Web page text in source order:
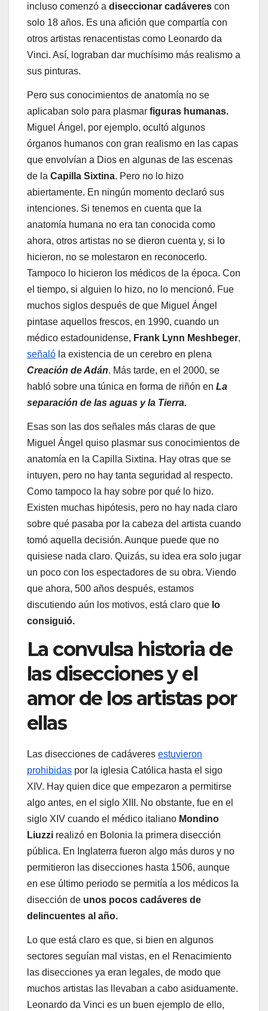
incluso comenzó a diseccionar cadáveres con
solo 18 años. Es una afición que compartía con
otros artistas renacentistas como Leonardo da
Vinci. Así, lograban dar muchísimo más realismo a
sus pinturas.
Pero sus conocimientos de anatomía no se
aplicaban solo para plasmar figuras humanas.
Miguel Ángel, por ejemplo, ocultó algunos
órganos humanos con gran realismo en las capas
que envolvían a Dios en algunas de las escenas
de la Capilla Sixtina. Pero no lo hizo
abiertamente. En ningún momento declaró sus
intenciones. Si tenemos en cuenta que la
anatomía humana no era tan conocida como
ahora, otros artistas no se dieron cuenta y, si lo
hicieron, no se molestaron en reconocerlo.
Tampoco lo hicieron los médicos de la época. Con
el tiempo, si alguien lo hizo, no lo mencionó. Fue
muchos siglos después de que Miguel Ángel
pintase aquellos frescos, en 1990, cuando un
médico estadounidense, Frank Lynn Meshbeger,
señaló la existencia de un cerebro en plena
Creación de Adán. Más tarde, en el 2000, se
habló sobre una túnica en forma de riñón en La
separación de las aguas y la Tierra.
Esas son las dos señales más claras de que
Miguel Ángel quiso plasmar sus conocimientos de
anatomía en la Capilla Sixtina. Hay otras que se
intuyen, pero no hay tanta seguridad al respecto.
Como tampoco la hay sobre por qué lo hizo.
Existen muchas hipótesis, pero no hay nada claro
sobre qué pasaba por la cabeza del artista cuando
tomó aquella decisión. Aunque puede que no
quisiese nada claro. Quizás, su idea era solo jugar
un poco con los espectadores de su obra. Viendo
que ahora, 500 años después, estamos
discutiendo aún los motivos, está claro que lo
consiguió.
La convulsa historia de
las disecciones y el
amor de los artistas por
ellas
Las disecciones de cadáveres estuvieron
prohibidas por la iglesia Católica hasta el sigo
XIV. Hay quien dice que empezaron a permitirse
algo antes, en el siglo XIII. No obstante, fue en el
siglo XIV cuando el médico italiano Mondino
Liuzzi realizó en Bolonia la primera disección
pública. En Inglaterra fueron algo más duros y no
permitieron las disecciones hasta 1506, aunque
en ese último periodo se permitía a los médicos la
disección de unos pocos cadáveres de
delincuentes al año.
Lo que está claro es que, si bien en algunos
sectores seguían mal vistas, en el Renacimiento
las disecciones ya eran legales, de modo que
muchos artistas las llevaban a cabo asiduamente.
Leonardo da Vinci es un buen ejemplo de ello,